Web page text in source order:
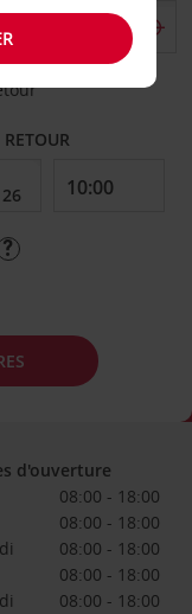
d'ouverture
08:00 - 18:00
08:00 - 18:00
08:00 - 18:00
08:00 - 18:00
08:00 - 18:00